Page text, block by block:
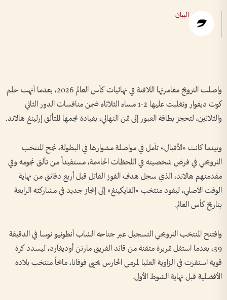
البيان
واصلت النرويج مغامرتها اللافتة في نهائيات كأس العالم 2026، بعدما أنهت حلم
كوت ديفوار وتغلبت عليها 2-1 مساء الثلاثاء ضمن منافسات الدور الثاني
والثلاثين، لتحجز بطاقة العبور إلى ثمن النهائي، بقيادة نجمها المتألق إرلينغ هالاند.
وبينما كانت «الأفيال» تأمل في مواصلة مشوارها في البطولة، نجح المنتخب
النرويجي في فرض شخصيته في اللحظات الحاسمة، مستفيداً من تألق نجومه وفي
مقدمتهم هالاند، الذي سجل هدف الفوز القاتل قبل أربع دقائق من نهاية
الوقت الأصلي، ليقود منتخب «الفايكينغ» إلى إنجاز جديد في مشاركته الرابعة
بتاريخ كأس العالم.
وافتتح المنتخب النرويجي التسجيل عبر جناحه الشاب أنطونيو نوسا في الدقيقة
39، بعدما استغل تمريرة متقنة من قائد الفريق مارتن أوديغارد، ليسدد كرة
قوية استقرت في الزاوية العليا لمرمى الحارس يحيى فوفانا، مانحاً منتخب بلاده
الأفضلية قبل نهاية الشوط الأول.